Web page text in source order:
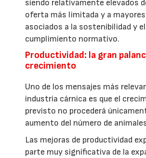
siendo relativamente elevados
oferta más limitada y a
asociados a la sostenibilidad y el
cumplimiento normativo.
Productividad: la gran
crecimiento
Uno de los mensajes más
industria cárnica es que el
previsto no procederá
aumento del número de
Las mejoras de productividad
parte muy significativa de la